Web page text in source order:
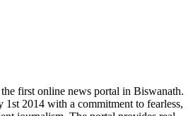
first online news portal in Biswanath.
1st 2014 with a commitment to fearless,